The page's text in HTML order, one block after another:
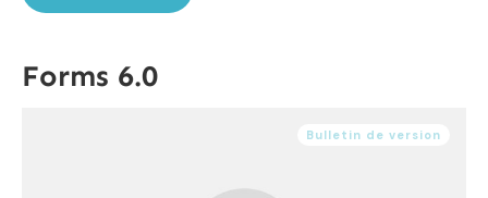
Forms 6.0
Bulletin de version